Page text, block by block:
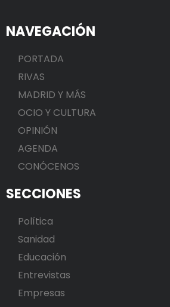
NAVEGACIÓN
PORTADA
RIVAS
MADRID Y MÁS
OCIO Y CULTURA
OPINIÓN
AGENDA
CONÓCENOS
SECCIONES
Política
Sanidad
Educación
Entrevistas
Empresas